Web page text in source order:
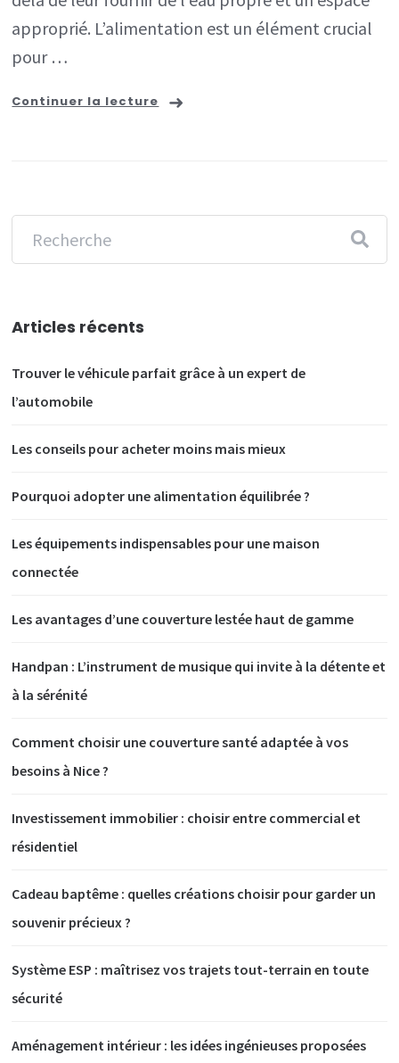
approprié. L’alimentation est un élément crucial
pour …
Continuer la lecture
Articles récents
Trouver le véhicule parfait grâce à un expert de
l’automobile
Les conseils pour acheter moins mais mieux
Pourquoi adopter une alimentation équilibrée ?
Les équipements indispensables pour une maison
connectée
Les avantages d’une couverture lestée haut de gamme
Handpan : L’instrument de musique qui invite à la détente et
à la sérénité
Comment choisir une couverture santé adaptée à vos
besoins à Nice ?
Investissement immobilier : choisir entre commercial et
résidentiel
Cadeau baptême : quelles créations choisir pour garder un
souvenir précieux ?
Système ESP : maîtrisez vos trajets tout-terrain en toute
sécurité
Aménagement intérieur : les idées ingénieuses proposées